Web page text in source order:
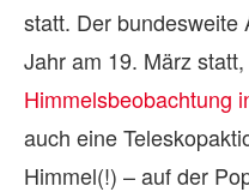
statt. Der bundesweite
Jahr am 19. März
Himmelsbeobachtung
auch eine
Himmel(!) – auf der